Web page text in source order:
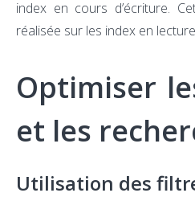
index en cours d’écriture.
réalisée sur les index en
Optimiser
et les
Utilisation des